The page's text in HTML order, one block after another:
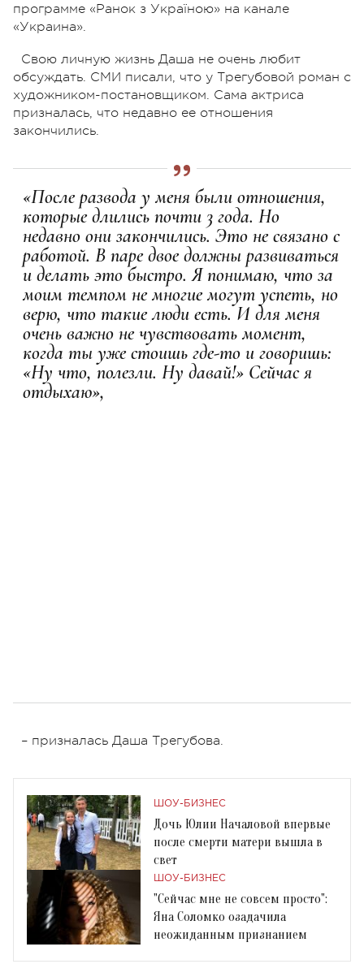
программе «Ранок з Україною» на канале
«Украина».
Свою личную жизнь Даша не очень любит
обсуждать. СМИ писали, что у Трегубовой роман с
художником-постановщиком. Сама актриса
призналась, что недавно ее отношения
закончились.
«После развода у меня были отношения,
которые длились почти 3 года. Но
недавно они закончились. Это не связано с
работой. В паре двое должны развиваться
и делать это быстро. Я понимаю, что за
моим темпом не многие могут успеть, но
верю, что такие люди есть. И для меня
очень важно не чувствовать момент,
когда ты уже стоишь где-то и говоришь:
«Ну что, полезли. Ну давай!» Сейчас я
отдыхаю»,
– призналась Даша Трегубова.
ШОУ-БИЗНЕС
Дочь Юлии Началовой впервые
после смерти матери вышла в
свет
ШОУ-БИЗНЕС
"Сейчас мне не совсем просто":
Яна Соломко озадачила
неожиданным признанием